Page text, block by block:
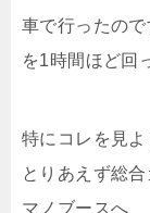
車で行ったの
を1時間ほど回
特にコレを見よ
とりあえず総
マノブースへ